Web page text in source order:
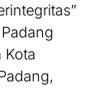
Kota